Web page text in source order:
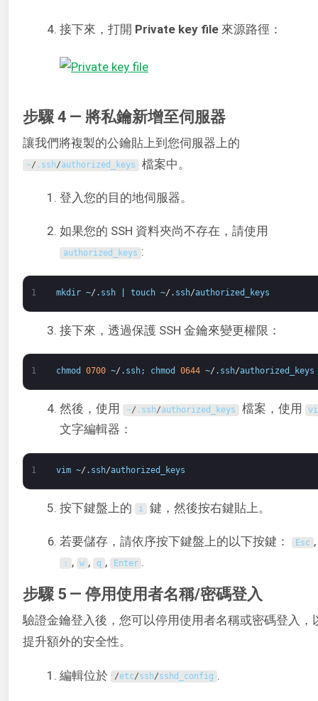
接下來，打開 Private key file 來源路徑：
步驟 4 — 將私鑰新增至伺服器
讓我們將複製的公鑰貼上到您伺服器上的
~/ . ssh/authorized_keys 檔案中。
登入您的目的地伺服器。
如果您的 SSH 資料夾尚不存在，請使用
authorized_keys :
1 mkdir ~/ . ssh touch ~/ . ssh/authorized_keys
接下來，透過保護 SSH 金鑰來變更權限：
1 chmod 0700 ~/ . ssh; chmod 0644 ~/ . ssh/authorized_keys
然後，使用 ~/ . ssh/authorized_keys 檔案，使用
文字編輯器：
1 vim ~/ . ssh/authorized_keys
按下鍵盤上的 i 鍵，然後按右鍵貼上。
若要儲存，請依序按下鍵盤上的以下按鍵： Esc ,
: , w , q , Enter
步驟 5 — 停用使用者名稱/密碼登入
驗證金鑰登入後，您可以停用使用者名稱或密碼登入，
提升額外的安全性。
編輯位於 /etc/ssh/sshd_config .